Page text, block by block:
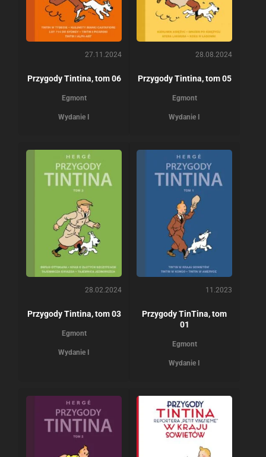
27.11.2024
Przygody Tintina, tom 06
Egmont
Wydanie I
28.08.2024
Przygody Tintina, tom 05
Egmont
Wydanie I
28.02.2024
Przygody Tintina, tom 03
Egmont
Wydanie I
11.2023
Przygody TinTina, tom
01
Egmont
Wydanie I